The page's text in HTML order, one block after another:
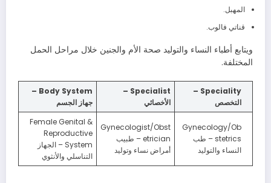
المهبل.
قناتي فالوب.
ويتابع أطباء النساء والتوليد صحة الأم والجنين خلال مراحل الحمل
المختلفة.
Speciality –
التخصص
Specialist –
الأخصائي
Body System –
جهاز الجسم
Gynecology/Ob
stetrics – طب
النساء والتوليد
Gynecologist/Obst
etrician – طبيب
أمراض نساء وتوليد
Female Genital &
Reproductive
System – الجهاز
التناسلي والأنثوي